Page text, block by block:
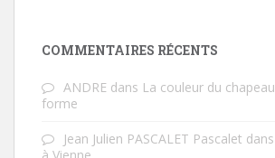
COMMENTAIRES RÉCENTS
ANDRE dans La couleur du
forme
Jean Julien PASCALET Pascalet dans